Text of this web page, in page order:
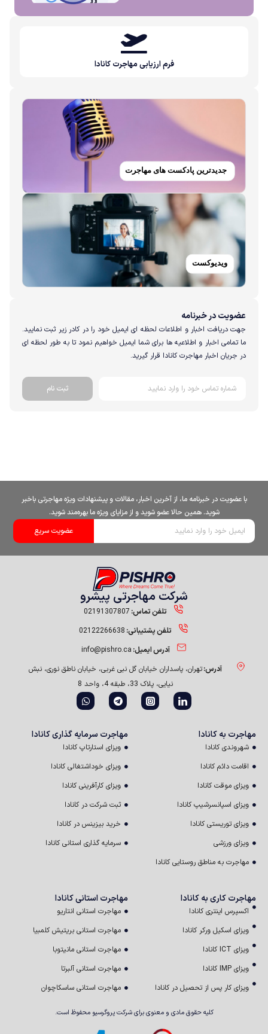
فرم ارزیابی مهاجرت کانادا
در خبرنامه
دریافت اخبار و اطلاعات لحظه ای ایمیل خود را در کادر زیر ثبت نمایید.
اخبار و اطلاعیه ها برای شما ایمیل خواهیم نمود تا به طور لحظه ای
اخبار مهاجرت کانادا قرار گیرید.
در خبرنامه ما، از آخرین اخبار، مقالات و پیشنهادات ویژه مهاجرتی باخبر
شوید. همین حالا عضو شوید و از مزایای ویژه ما بهره‌مند شوید.
عضویت سریع
شرکت مهاجرتی پیشرو
تلفن تماس:02191307807
تلفن پشتیبانی:02122266638
آدرس ایمیل:info@pishro.ca
آدرس:
تهران، پاسداران خیابان گل نبی غربی، خیابان ناطق نوری، نبش
نیایی، پلاک 33، طبقه 4، واحد 8
به کانادا
کانادا
دائم کانادا
موقت کانادا
اسپانسرشیپ کانادا
توریستی کانادا
ورزشی
به مناطق روستایی کانادا
مهاجرت سرمایه گذاری کانادا
ویزای استارتاپ کانادا
ویزای خوداشتغالی کانادا
ویزای کارآفرینی کانادا
ثبت شرکت در کانادا
خرید بیزینس در کانادا
سرمایه گذاری استانی کانادا
کاری به کانادا
اینتری کانادا
اسکیل ورکر کانادا
کار پس از تحصیل در کانادا
مهاجرت استانی کانادا
مهاجرت استانی انتاریو
مهاجرت استانی بریتیش کلمبیا
مهاجرت استانی مانیتوبا
مهاجرت استانی آلبرتا
مهاجرت استانی ساسکاچوان
کلیه حقوق مادی و معنوی برای شرکت پروگرسیو محفوظ است.